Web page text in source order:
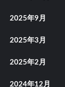
2025年9月
2025年3月
2025年2月
2024年12月